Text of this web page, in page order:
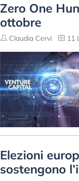
Zero One
ottobre
Claudia Cervi 11
Elezioni
sostengono